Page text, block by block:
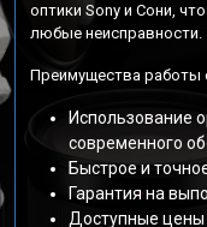
оптики Sony и Сони,
любые неисправности.
Преимущества работы
Использование
современного
Быстрое и
Гарантия на
Доступные цены